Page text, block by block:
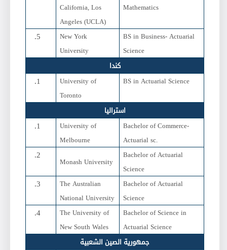
Mathematics
California, Los
Angeles (UCLA)
BS in Business- Actuarial
Science
New York
University
كندا
BS in Actuarial Science
University of
Toronto
استراليا
Bachelor of Commerce-
Actuarial sc.
University of
Melbourne
Bachelor of Actuarial
Science
Monash University
Bachelor of Actuarial
Science
The Australian
National University
Bachelor of Science in
Actuarial Science
The University of
New South Wales
جمهورية الصين الشعبية